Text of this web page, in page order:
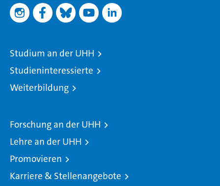
Studium an der UHH
Studieninteressierte
Weiterbildung
Forschung an der UHH
Lehre an der UHH
Promovieren
Karriere & Stellenangebote